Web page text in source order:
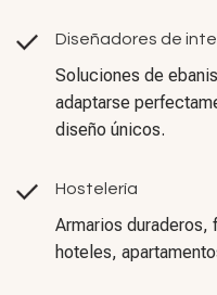
Diseñadores de
Soluciones de
adaptarse
diseño únicos.
Hostelería
Armarios duraderos,
hoteles,